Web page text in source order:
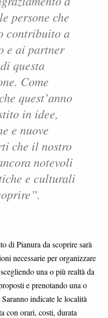
persone che
contribuito a
e ai partner
questa
Come
quest’anno
in idee,
e nuove
che il nostro
notevoli
e culturali
di Pianura da scoprire sarà
necessarie per organizzare
una o più realtà da
e prenotando una o
indicate le località
con orari, costi, durata